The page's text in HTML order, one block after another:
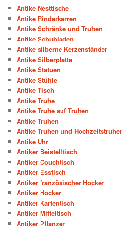
Antike Nesttische
Antike Rinderkarren
Antike Schränke und Truhen
Antike Schubladen
Antike silberne Kerzenständer
Antike Silberplatte
Antike Statuen
Antike Stühle
Antike Tisch
Antike Truhe
Antike Truhe auf Truhen
Antike Truhen
Antike Truhen und
Antike Uhr
Antiker Beistelltisch
Antiker Couchtisch
Antiker Esstisch
Antiker französischer Hocker
Antiker Hocker
Antiker Kartentisch
Antiker Mitteltisch
Antiker Pflanzer